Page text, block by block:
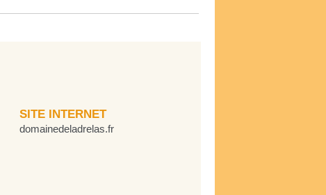
SITE INTERNET
domainedeladrelas.fr